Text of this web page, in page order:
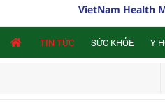
VietNam Health
TIN TỨC SỨC KHỎE Y